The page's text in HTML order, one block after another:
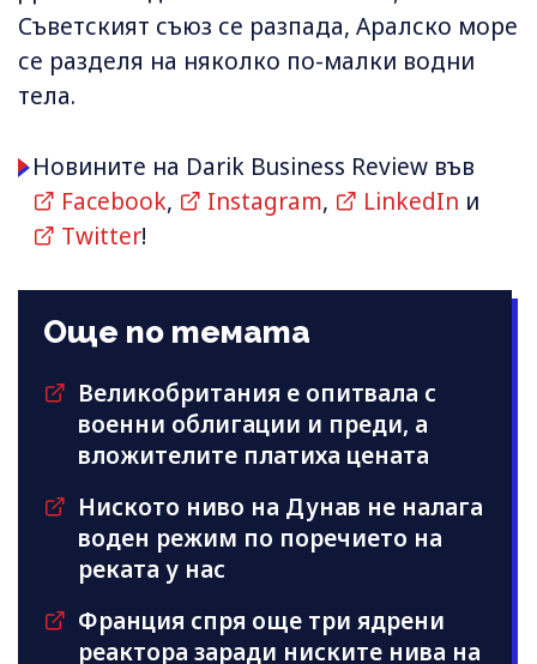
Съветският съюз се разпада, Аралско море
се разделя на няколко по-малки водни
тела.
Новините на Darik Business Review във
Facebook, Instagram, LinkedIn и
Twitter!
Още по темата
Великобритания е опитвала с
военни облигации и преди, а
вложителите платиха цената
Ниското ниво на Дунав не налага
воден режим по поречието на
реката у нас
Франция спря още три ядрени
реактора заради ниските нива на